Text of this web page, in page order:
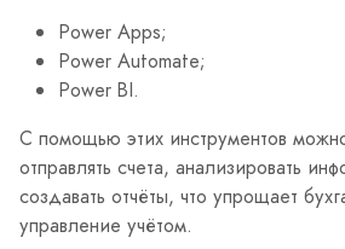
Power Apps;
Power Automate;
Power BI.
С помощью этих инструментов
отправлять счета, анализировать
создавать отчёты, что упрощает
управление учётом.